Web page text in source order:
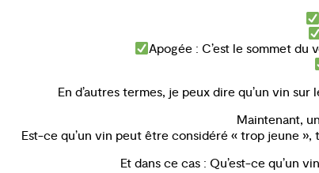
Apogée : C’est le sommet du
En d’autres termes, je peux dire qu’un vin
Maintenant,
Est-ce qu’un vin peut être considéré « trop jeune
Et dans ce cas : Qu’est-ce qu’un